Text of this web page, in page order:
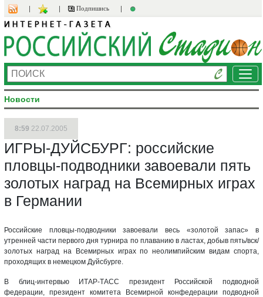
Подпишись
Новости
8:59 22.07.2005
ИГРЫ-ДУЙСБУРГ: российские
пловцы-подводники завоевали пять
золотых наград на Всемирных играх
в Германии
Российские пловцы-подводники завоевали весь «золотой запас» в
утренней части первого дня турнира по плаванию в ластах, добыв пять/вск/
золотых наград на Всемирных играх по неолимпийским видам спорта,
проходящих в немецком Дуйсбурге.
В блиц-интервью ИТАР-ТАСС президент Российской подводной
федерации, президент комитета Всемирной конфедерации подводной